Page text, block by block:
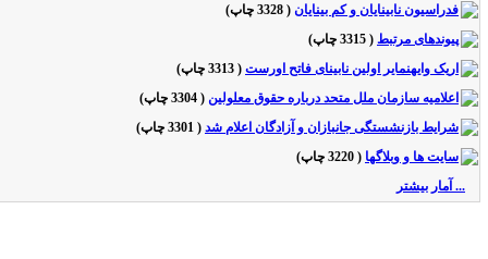
فدراسیون نابینایان و کم بینایان(3328 چاپ
)
پیوندهای مرتبط(3315 چاپ
)
اریک وایهنمایر اولین نابینای فاتح اورست(3313 چاپ
)
اعلامیه سازمان ملل متحد درباره حقوق معلولین(3304 چاپ
)
شرایط بازنشستگی جانبازان و آزادگان اعلام شد(3301 چاپ
)
سایت ها و وبلاگها(3220 چاپ
)
... آمار بیشتر